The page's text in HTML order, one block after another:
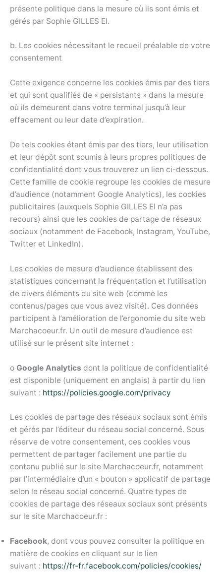
présente politique dans la mesure où ils sont émis et
gérés par Sophie GILLES EI.
b. Les cookies nécessitant le recueil préalable de votre
consentement
Cette exigence concerne les cookies émis par des tiers
et qui sont qualifiés de « persistants » dans la mesure
où ils demeurent dans votre terminal jusqu’à leur
effacement ou leur date d’expiration.
De tels cookies étant émis par des tiers, leur utilisation
et leur dépôt sont soumis à leurs propres politiques de
confidentialité dont vous trouverez un lien ci-dessous.
Cette famille de cookie regroupe les cookies de mesure
d’audience (notamment Google Analytics), les cookies
publicitaires (auxquels Sophie GILLES EI n’a pas
recours) ainsi que les cookies de partage de réseaux
sociaux (notamment de Facebook, Instagram, YouTube,
Twitter et LinkedIn).
Les cookies de mesure d’audience établissent des
statistiques concernant la fréquentation et l’utilisation
de divers éléments du site web (comme les
contenus/pages que vous avez visité). Ces données
participent à l’amélioration de l’ergonomie du site web
Marchacoeur.fr. Un outil de mesure d’audience est
utilisé sur le présent site internet :
o Google Analytics dont la politique de confidentialité
est disponible (uniquement en anglais) à partir du lien
suivant : https://policies.google.com/privacy
Les cookies de partage des réseaux sociaux sont émis
et gérés par l’éditeur du réseau social concerné. Sous
réserve de votre consentement, ces cookies vous
permettent de partager facilement une partie du
contenu publié sur le site Marchacoeur.fr, notamment
par l’intermédiaire d’un « bouton » applicatif de partage
selon le réseau social concerné. Quatre types de
cookies de partage des réseaux sociaux sont présents
sur le site Marchacoeur.fr :
Facebook, dont vous pouvez consulter la politique en
matière de cookies en cliquant sur le lien
suivant : https://fr-fr.facebook.com/policies/cookies/